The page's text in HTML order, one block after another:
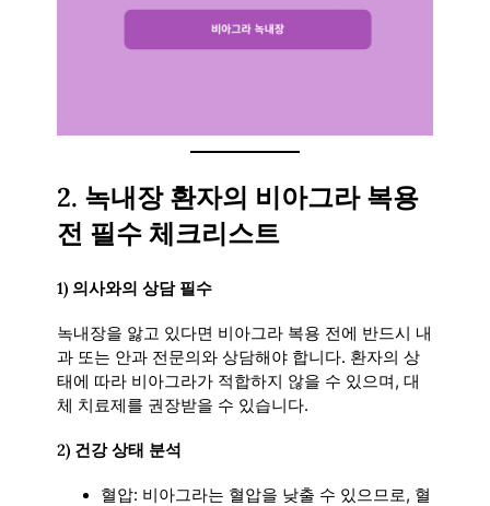
2. 녹내장 환자의 비아그라 복용
전 필수 체크리스트
1) 의사와의 상담 필수
녹내장을 앓고 있다면 비아그라 복용 전에 반드시 내
과 또는 안과 전문의와 상담해야 합니다. 환자의 상
태에 따라 비아그라가 적합하지 않을 수 있으며, 대
체 치료제를 권장받을 수 있습니다.
2) 건강 상태 분석
혈압: 비아그라는 혈압을 낮출 수 있으므로, 혈